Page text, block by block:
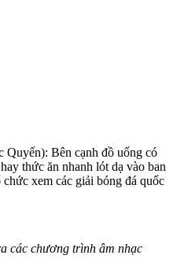
Quyến): Bên cạnh đồ uống có
thức ăn nhanh lót dạ vào ban
xem các giải bóng đá quốc
các chương trình âm nhạc